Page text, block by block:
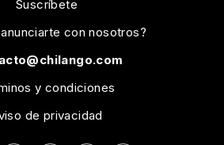
Suscríbete
con nosotros?
y condiciones
de privacidad